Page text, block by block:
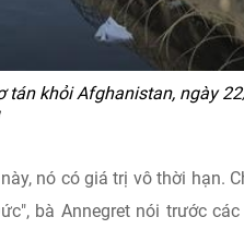
tán khỏi Afghanistan, ngày
nó có giá trị vô thời hạn.
bà Annegret nói trước các